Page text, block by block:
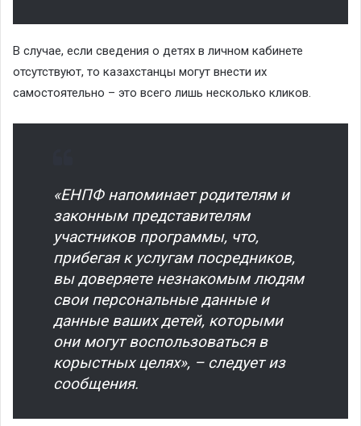
В случае, если сведения о детях в личном кабинете
отсутствуют, то казахстанцы могут внести их
самостоятельно – это всего лишь несколько кликов.
«ЕНПФ напоминает родителям и
законным представителям
участников программы, что,
прибегая к услугам посредников,
вы доверяете незнакомым людям
свои персональные данные и
данные ваших детей, которыми
они могут воспользоваться в
корыстных целях», – следует из
сообщения.